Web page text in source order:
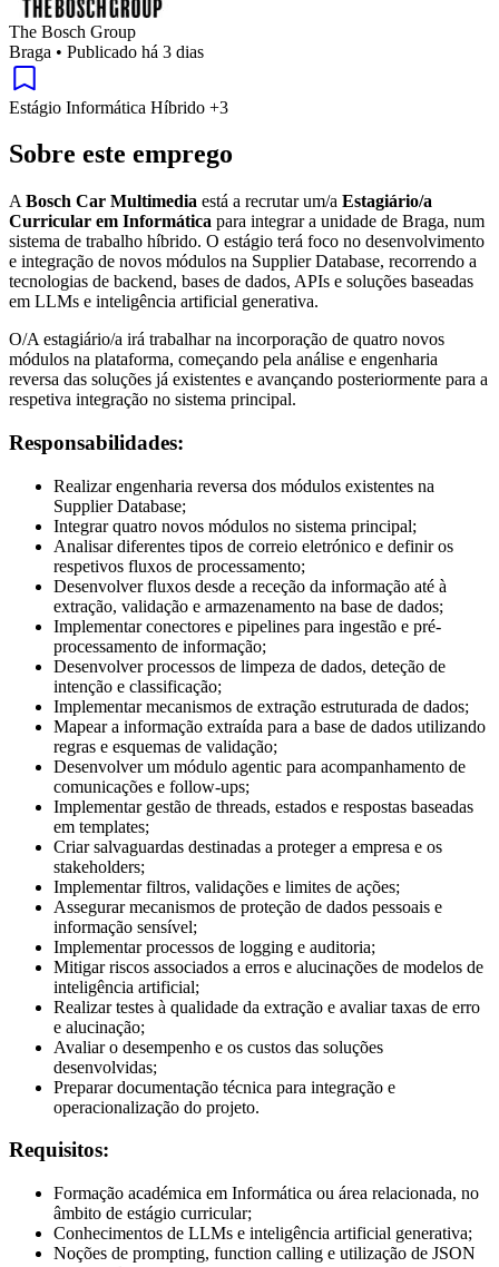
The Bosch Group
Braga • Publicado há 3 dias
Estágio Informática Híbrido +3
Sobre este emprego
A Bosch Car Multimedia está a recrutar um/a Estagiário/a
Curricular em Informática para integrar a unidade de Braga, num
sistema de trabalho híbrido. O estágio terá foco no desenvolvimento
e integração de novos módulos na Supplier Database, recorrendo a
tecnologias de backend, bases de dados, APIs e soluções baseadas
em LLMs e inteligência artificial generativa.
O/A estagiário/a irá trabalhar na incorporação de quatro novos
módulos na plataforma, começando pela análise e engenharia
reversa das soluções já existentes e avançando posteriormente para a
respetiva integração no sistema principal.
Responsabilidades:
Realizar engenharia reversa dos módulos existentes na
Supplier Database;
Integrar quatro novos módulos no sistema principal;
Analisar diferentes tipos de correio eletrónico e definir os
respetivos fluxos de processamento;
Desenvolver fluxos desde a receção da informação até à
extração, validação e armazenamento na base de dados;
Implementar conectores e pipelines para ingestão e pré-
processamento de informação;
Desenvolver processos de limpeza de dados, deteção de
intenção e classificação;
Implementar mecanismos de extração estruturada de dados;
Mapear a informação extraída para a base de dados utilizando
regras e esquemas de validação;
Desenvolver um módulo agentic para acompanhamento de
comunicações e follow-ups;
Implementar gestão de threads, estados e respostas baseadas
em templates;
Criar salvaguardas destinadas a proteger a empresa e os
stakeholders;
Implementar filtros, validações e limites de ações;
Assegurar mecanismos de proteção de dados pessoais e
informação sensível;
Implementar processos de logging e auditoria;
Mitigar riscos associados a erros e alucinações de modelos de
inteligência artificial;
Realizar testes à qualidade da extração e avaliar taxas de erro
e alucinação;
Avaliar o desempenho e os custos das soluções
desenvolvidas;
Preparar documentação técnica para integração e
operacionalização do projeto.
Requisitos:
Formação académica em Informática ou área relacionada, no
âmbito de estágio curricular;
Conhecimentos de LLMs e inteligência artificial generativa;
Noções de prompting, function calling e utilização de JSON